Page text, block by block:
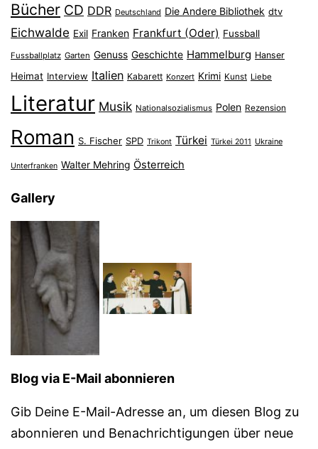
Bücher CD DDR Deutschland Die Andere Bibliothek dtv
Eichwalde Exil Franken Frankfurt (Oder) Fussball
Fussballplatz Garten Genuss Geschichte Hammelburg Hanser
Heimat Interview Italien Kabarett Konzert Krimi Kunst Liebe
Literatur Musik Nationalsozialismus Polen Rezension
Roman S. Fischer SPD Trikont Türkei Türkei 2011 Ukraine
Unterfranken Walter Mehring Österreich
Gallery
Blog via E-Mail abonnieren
Gib Deine E-Mail-Adresse an, um diesen Blog zu
abonnieren und Benachrichtigungen über neue